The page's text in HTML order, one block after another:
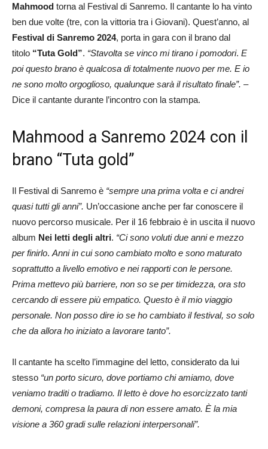
Mahmood torna al Festival di Sanremo. Il cantante lo ha vinto
ben due volte (tre, con la vittoria tra i Giovani). Quest’anno, al
Festival di Sanremo 2024, porta in gara con il brano dal
titolo “Tuta Gold”. “Stavolta se vinco mi tirano i pomodori. E
poi questo brano è qualcosa di totalmente nuovo per me. E io
ne sono molto orgoglioso, qualunque sarà il risultato finale”. –
Dice il cantante durante l’incontro con la stampa.
Mahmood a Sanremo 2024 con il
brano “Tuta gold”
Il Festival di Sanremo è “sempre una prima volta e ci andrei
quasi tutti gli anni”. Un’occasione anche per far conoscere il
nuovo percorso musicale. Per il 16 febbraio è in uscita il nuovo
album Nei letti degli altri. “Ci sono voluti due anni e mezzo
per finirlo. Anni in cui sono cambiato molto e sono maturato
soprattutto a livello emotivo e nei rapporti con le persone.
Prima mettevo più barriere, non so se per timidezza, ora sto
cercando di essere più empatico. Questo è il mio viaggio
personale. Non posso dire io se ho cambiato il festival, so solo
che da allora ho iniziato a lavorare tanto”.
Il cantante ha scelto l’immagine del letto, considerato da lui
stesso “un porto sicuro, dove portiamo chi amiamo, dove
veniamo traditi o tradiamo. Il letto è dove ho esorcizzato tanti
demoni, compresa la paura di non essere amato. È la mia
visione a 360 gradi sulle relazioni interpersonali”.